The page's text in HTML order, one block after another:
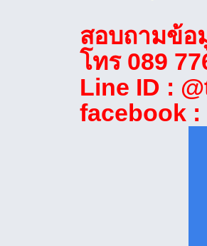
สอบถามข้อ
โทร 089
Line ID :
facebook :